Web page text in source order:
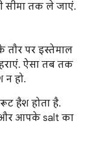
तक ले जाएं.
पर इस्तेमाल
ऐसा तब तक
हो.
हैश होता है.
और आपके salt का